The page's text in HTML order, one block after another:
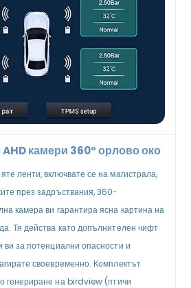
камери 360° орлово око
ленти, включвате се на магистрала,
през задръствания, 360-
камера ви гарантира ясна картина на
Тя действа като допълнителен чифт
ви за потенциални опасности и
своевременно. Комплектът
генериране на birdview (птичи